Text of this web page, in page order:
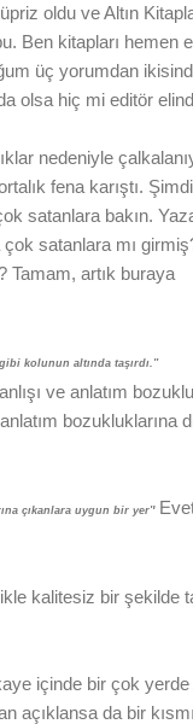
oldu ve Altın
Ben kitapları hemen
üç yorumdan
olsa hiç mi editör
nedeniyle
fena karıştı.
satanlara bakın.
satanlara mı
Tamam, artık buraya
kolunun altında taşırdı.''
ve anlatım
bozukluklarına
çıkanlara uygun bir yer''
kalitesiz bir şekilde
içinde bir çok
açıklansa da bir